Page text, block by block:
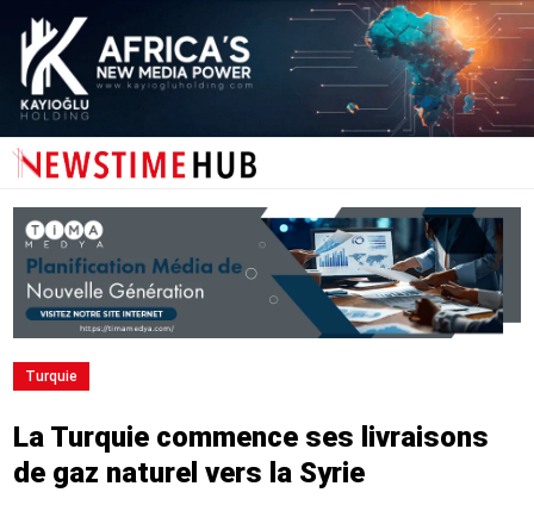
Turquie
La Turquie commence ses livraisons
de gaz naturel vers la Syrie